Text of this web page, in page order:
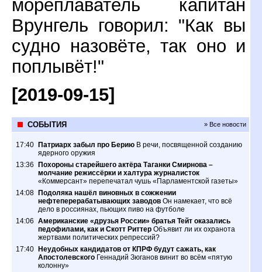
мореплаватель капитан
Врунгель говорил: "Как вы
судно назовёте, так оно и
поплывёт!"
[2019-09-15]
СОБЫТИЯ » Все новости
17:40 Патриарх забыл про Берию В речи, посвященной созданию
ядерного оружия
13:36 Похороны старейшего актёра Таганки Смирнова –
молчание режиссёрки и халтура журналисток
«Коммерсант» перепечатал чушь «Парламентской газеты»
14:08 Подоляка нашёл виновных в сожжении
нефтеперерабатывающих заводов Он намекает, что всё
дело в россиянах, пьющих пиво на футболе
14:06 Американские «друзья России» братья Тейт оказались
педофилами, как и Скотт Риттер Объявит ли их охранота
жертвами политических репрессий?
17:40 Неудобных кандидатов от КПРФ будут сажать, как
Апостолевского Геннадий Зюганов винит во всём «пятую
колонну»